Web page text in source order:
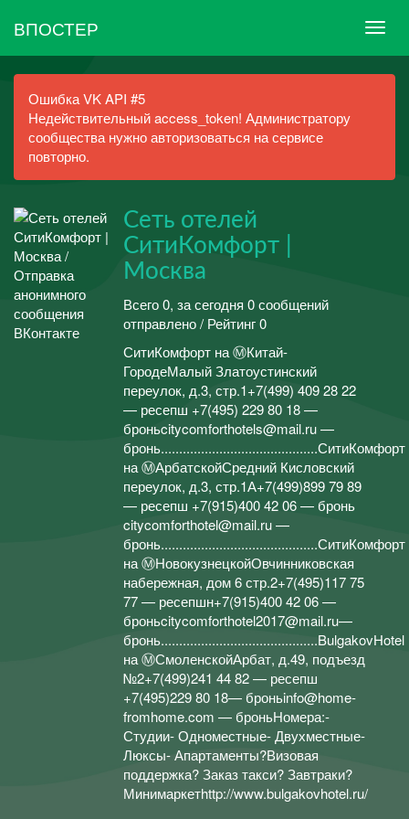
ВПОСТЕР
Ошибка VK API #5
Недействительный access_token! Администратору
сообщества нужно авторизоваться на сервисе
повторно.
Сеть отелей
СитиКомфорт |
Москва
Всего 0, за сегодня 0 сообщений
отправлено / Рейтинг 0
СитиКомфорт на ⓂКитай-
ГородеМалый Златоустинский
переулок, д.3, стр.1+7(499) 409 28 22
— ресепш +7(495) 229 80 18 —
броньcitycomforthotels@mail.ru —
бронь...........................................СитиКомфорт
на ⓂАрбатскойСредний Кисловский
переулок, д.3, стр.1А+7(499)899 79 89
— ресепш +7(915)400 42 06 — бронь
citycomforthotel@mail.ru —
бронь...........................................СитиКомфорт
на ⓂНовокузнецкойОвчинниковская
набережная, дом 6 стр.2+7(495)117 75
77 — ресепшн+7(915)400 42 06 —
броньcitycomforthotel2017@mail.ru—
бронь...........................................BulgakovHotel
на ⓂСмоленскойАрбат, д.49, подъезд
№2+7(499)241 44 82 — ресепш
+7(495)229 80 18— броньinfo@home-
fromhome.com — броньНомера:-
Студии- Одноместные- Двухместные-
Люксы- Апартаменты?Визовая
поддержка? Заказ такси? Завтраки?
Минимаркетhttp://www.bulgakovhotel.ru/